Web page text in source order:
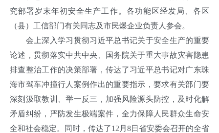
究部署岁末年初安全生产工作。各功能区经发局、各区
（县）工信部门有关同志及市民爆企业负责人参会。
会上深入学习贯彻习近平总书记关于安全生产的重要
论述，贯彻落实中共中央、国务院关于重大事故灾害隐患
排查整治工作的决策部署，传达了习近平总书记对广东珠
海市驾车冲撞行人案例作出的重要指示，要求有关部门要
深刻汲取教训、举一反三，加强风险源头防控，及时化解
矛盾纠纷，严防发生极端案件，全力保障人民群众生命安
全和社会稳定。同时，传达了12月8日省安委会召开的全省